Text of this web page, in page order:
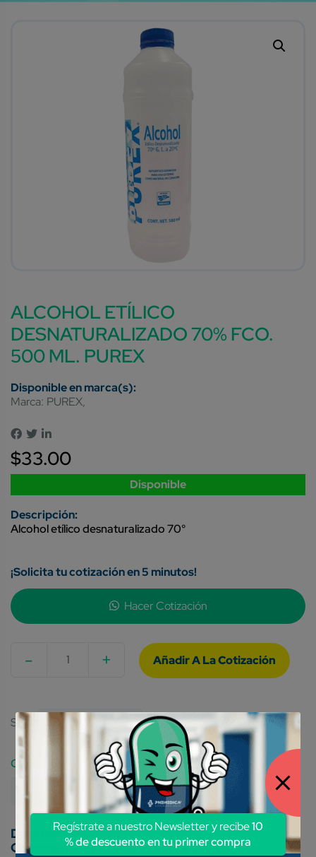
ALCOHOL ETÍLICO
DESNATURALIZADO 70% FCO.
500 ML. PUREX
Marca: PUREX
$33.00
Disponible
Alcohol etílico desnaturalizado 70°
¡Solicita tu cotización en 5 minutos!
Hacer Cotización
- +
SKU: 7502213341305
Category:
Material De Curación
Conoce nuestros métodos de pago:
Regístrate a nuestro Newsletter y recibe10
% de descuento en tu primer compra